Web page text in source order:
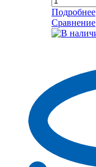
Подробнее
Сравнение